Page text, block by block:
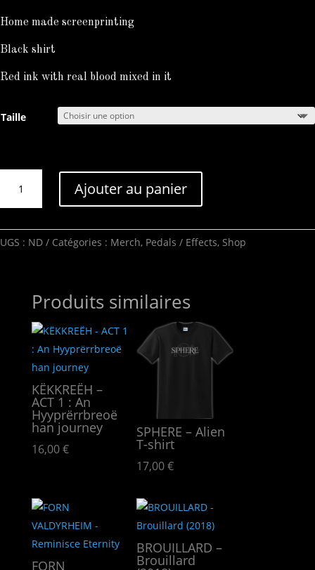
Home made screenprinting
Black shirt
Red ink with real blood mixed in it
Taille
ALUKTA
T-
Ajouter au panier
UGS : ND Catégories : Merch, Pedals / Effects, Shop
Produits similaires
KËKKREËH –
ACT 1 : An
Hyypr​ë​rrbreo​ë​
han journey
16,00€
SPHERE – Alien
T-shirt
17,00€
FORN
BROUILLARD –
Brouillard